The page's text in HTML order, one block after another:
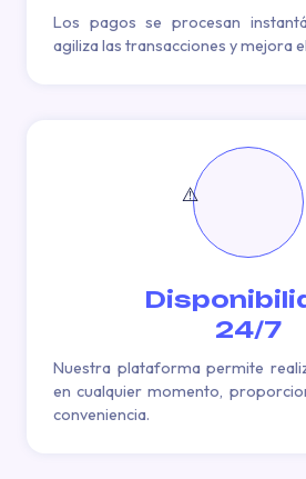
Los pagos se procesan
agiliza las transacciones y mejora
24/7
Nuestra plataforma permite
en cualquier momento,
conveniencia.